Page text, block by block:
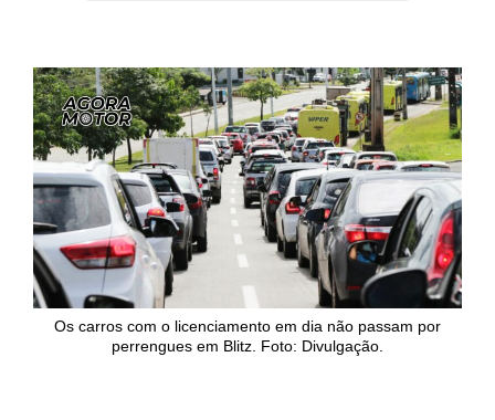
Os carros com o licenciamento em dia não passam por
perrengues em Blitz. Foto: Divulgação.